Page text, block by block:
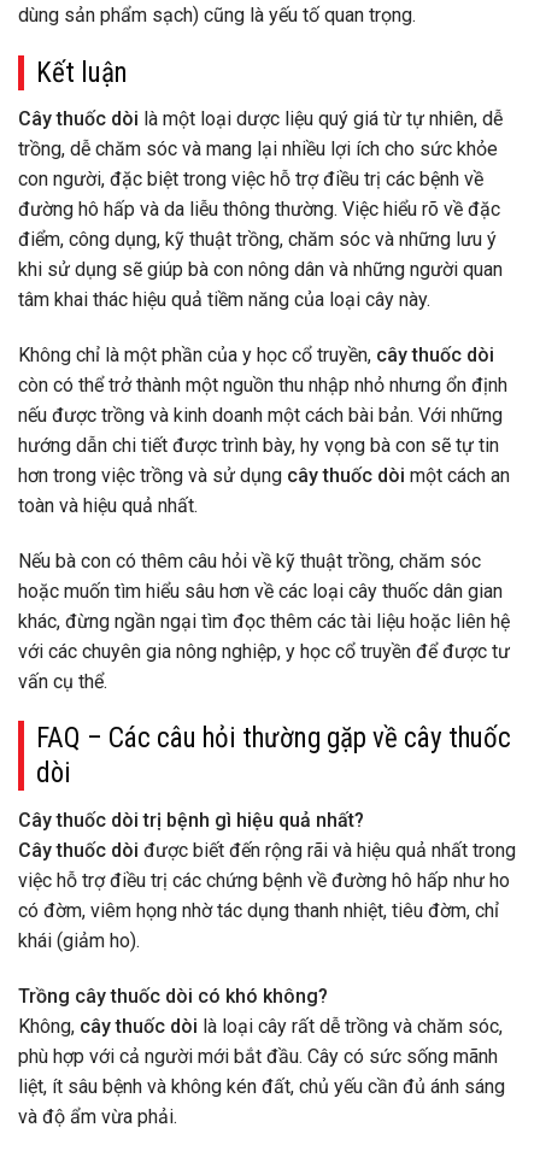
dùng sản phẩm sạch) cũng là yếu tố quan trọng.
Kết luận
Cây thuốc dòi là một loại dược liệu quý giá từ tự nhiên, dễ
trồng, dễ chăm sóc và mang lại nhiều lợi ích cho sức khỏe
con người, đặc biệt trong việc hỗ trợ điều trị các bệnh về
đường hô hấp và da liễu thông thường. Việc hiểu rõ về đặc
điểm, công dụng, kỹ thuật trồng, chăm sóc và những lưu ý
khi sử dụng sẽ giúp bà con nông dân và những người quan
tâm khai thác hiệu quả tiềm năng của loại cây này.
Không chỉ là một phần của y học cổ truyền, cây thuốc dòi
còn có thể trở thành một nguồn thu nhập nhỏ nhưng ổn định
nếu được trồng và kinh doanh một cách bài bản. Với những
hướng dẫn chi tiết được trình bày, hy vọng bà con sẽ tự tin
hơn trong việc trồng và sử dụng cây thuốc dòi một cách an
toàn và hiệu quả nhất.
Nếu bà con có thêm câu hỏi về kỹ thuật trồng, chăm sóc
hoặc muốn tìm hiểu sâu hơn về các loại cây thuốc dân gian
khác, đừng ngần ngại tìm đọc thêm các tài liệu hoặc liên hệ
với các chuyên gia nông nghiệp, y học cổ truyền để được tư
vấn cụ thể.
FAQ – Các câu hỏi thường gặp về cây thuốc
dòi
Cây thuốc dòi trị bệnh gì hiệu quả nhất?
Cây thuốc dòi được biết đến rộng rãi và hiệu quả nhất trong
việc hỗ trợ điều trị các chứng bệnh về đường hô hấp như ho
có đờm, viêm họng nhờ tác dụng thanh nhiệt, tiêu đờm, chỉ
khái (giảm ho).
Trồng cây thuốc dòi có khó không?
Không, cây thuốc dòi là loại cây rất dễ trồng và chăm sóc,
phù hợp với cả người mới bắt đầu. Cây có sức sống mãnh
liệt, ít sâu bệnh và không kén đất, chủ yếu cần đủ ánh sáng
và độ ẩm vừa phải.